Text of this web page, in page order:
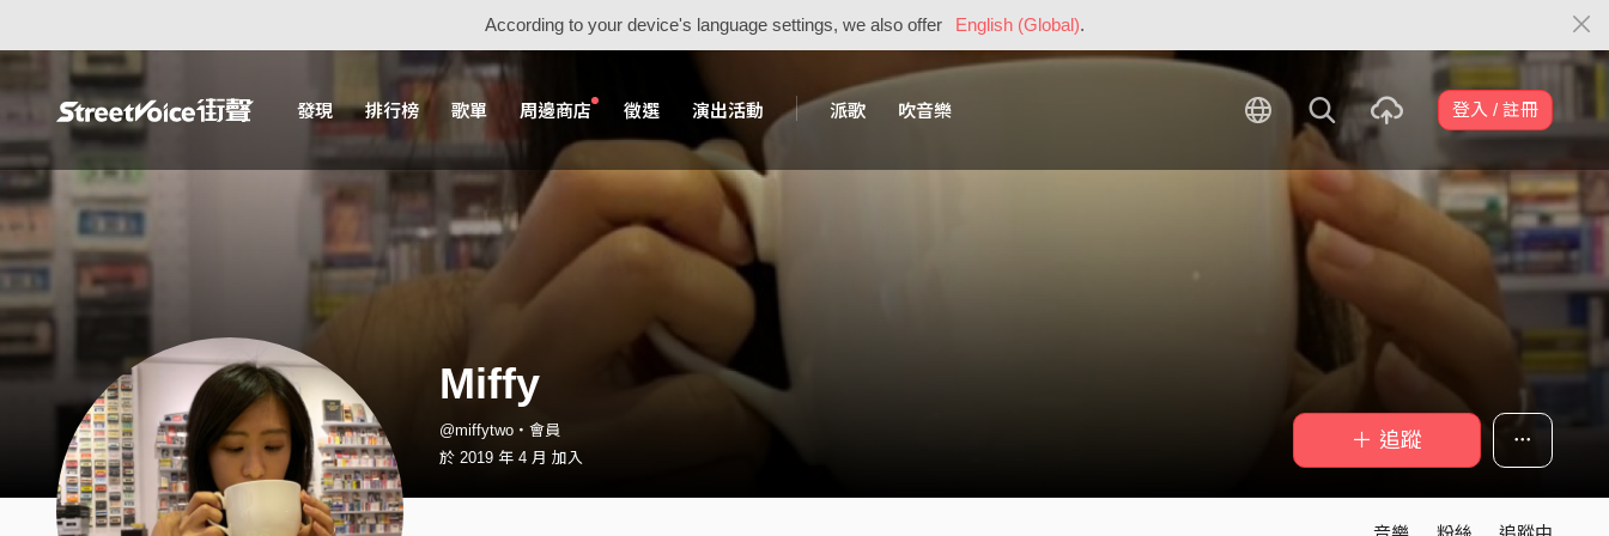
According to your device's language settings, we also offer English (Global).
發現 排行榜 歌單 周邊商店 徵選 演出活動 派歌 吹音樂 登入 / 註冊
Miffy
@miffytwo・會員
於 2019 年 4 月 加入
＋ 追蹤